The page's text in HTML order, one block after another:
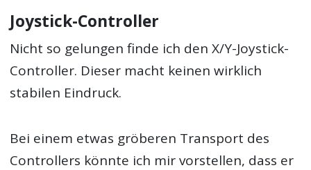
Joystick-Controller
Nicht so gelungen finde ich den X/Y-Joystick-
Controller. Dieser macht keinen wirklich
stabilen Eindruck.
Bei einem etwas gröberen Transport des
Controllers könnte ich mir vorstellen, dass er